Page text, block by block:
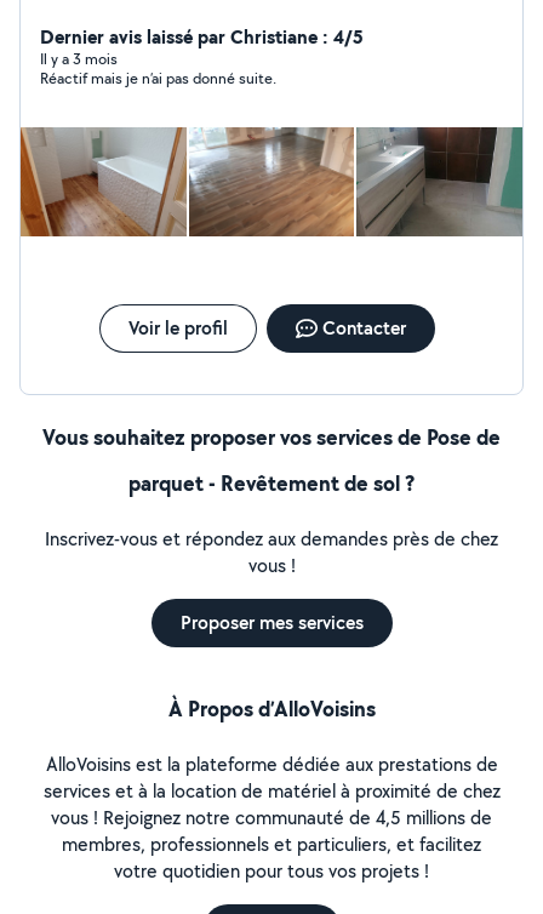
Dernier avis laissé par Christiane : 4/5
Il y a 3 mois
Réactif mais je n’ai pas donné suite.
Voir le profil Contacter
Vous souhaitez proposer vos services de Pose de
parquet - Revêtement de sol ?
Inscrivez-vous et répondez aux demandes près de chez
vous !
Proposer mes services
À Propos d’AlloVoisins
AlloVoisins est la plateforme dédiée aux prestations de
services et à la location de matériel à proximité de chez
vous ! Rejoignez notre communauté de 4,5 millions de
membres, professionnels et particuliers, et facilitez
votre quotidien pour tous vos projets !